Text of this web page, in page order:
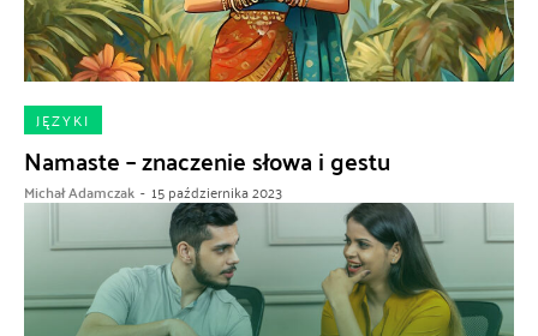
JĘZYKI
Namaste – znaczenie słowa i gestu
Michał Adamczak - 15 października 2023